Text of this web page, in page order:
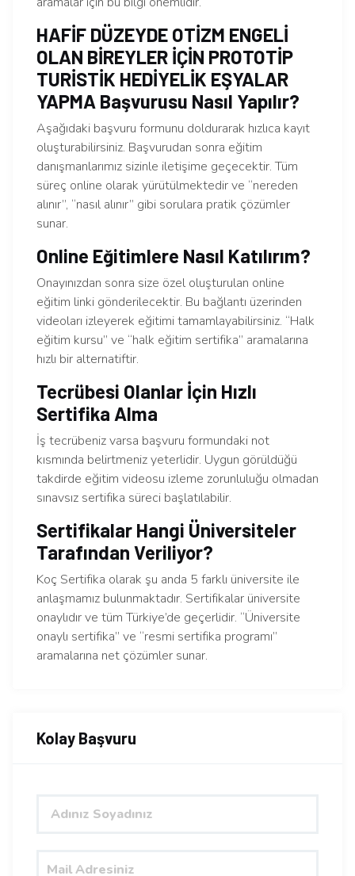
HAFİF DÜZEYDE OTİZM ENGELİ
OLAN BİREYLER İÇİN PROTOTİP
TURİSTİK HEDİYELİK EŞYALAR
YAPMA Başvurusu Nasıl Yapılır?
Aşağıdaki başvuru formunu doldurarak hızlıca kayıt
oluşturabilirsiniz. Başvurudan sonra eğitim
danışmanlarımız sizinle iletişime geçecektir. Tüm
süreç online olarak yürütülmektedir ve “nereden
alınır”, “nasıl alınır” gibi sorulara pratik çözümler
sunar.
Online Eğitimlere Nasıl Katılırım?
Onayınızdan sonra size özel oluşturulan online
eğitim linki gönderilecektir. Bu bağlantı üzerinden
videoları izleyerek eğitimi tamamlayabilirsiniz. “Halk
eğitim kursu” ve “halk eğitim sertifika” aramalarına
hızlı bir alternatiftir.
Tecrübesi Olanlar İçin Hızlı
Sertifika Alma
İş tecrübeniz varsa başvuru formundaki not
kısmında belirtmeniz yeterlidir. Uygun görüldüğü
takdirde eğitim videosu izleme zorunluluğu olmadan
sınavsız sertifika süreci başlatılabilir.
Sertifikalar Hangi Üniversiteler
Tarafından Veriliyor?
Koç Sertifika olarak şu anda 5 farklı üniversite ile
anlaşmamız bulunmaktadır. Sertifikalar üniversite
onaylıdır ve tüm Türkiye’de geçerlidir. “Üniversite
onaylı sertifika” ve “resmi sertifika programı”
aramalarına net çözümler sunar.
Kolay Başvuru